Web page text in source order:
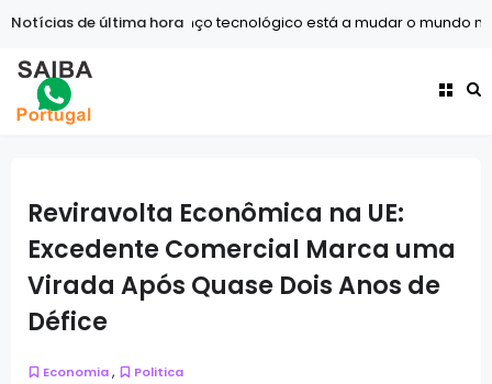
Tecnologia O avanço tecnológico está a mudar o mundo
Notícias de última hora
Reviravolta Econômica na UE:
Excedente Comercial Marca uma
Virada Após Quase Dois Anos de
Défice
Economia,
Politica